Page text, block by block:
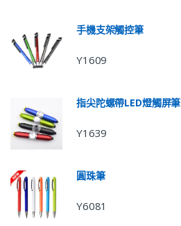
手機支架觸控筆
Y1609
指尖陀螺帶LED燈觸屏筆
Y1639
圓珠筆
Y6081